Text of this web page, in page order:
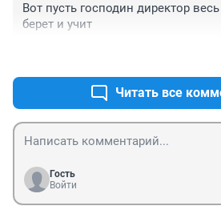
Россию??? А этому директору,
мигрантских детей, пусть откроет
Вот пусть господин директор
берет и учит
Читать все
Гость
Войти